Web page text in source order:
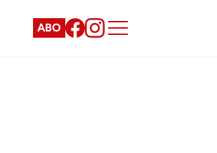
ABO